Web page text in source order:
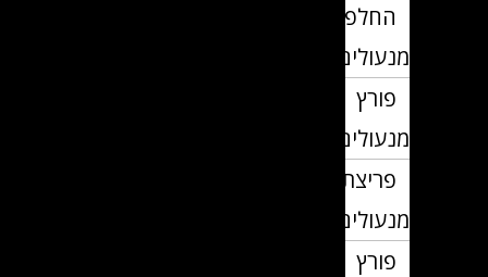
החלפת
מנעולים
פורץ
מנעולים
פריצת
מנעולים
פורץ